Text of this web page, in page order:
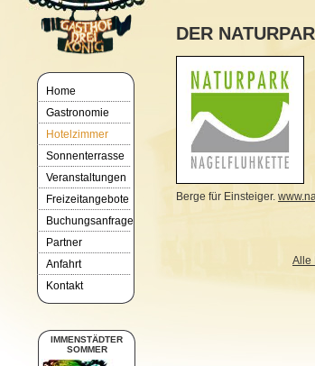
Home
Gastronomie
Hotelzimmer
Sonnenterrasse
Veranstaltungen
Freizeitangebote
Buchungsanfrage
Partner
Anfahrt
Kontakt
IMMENSTÄDTER
SOMMER
DER
Berge für Einsteiger.
Alle